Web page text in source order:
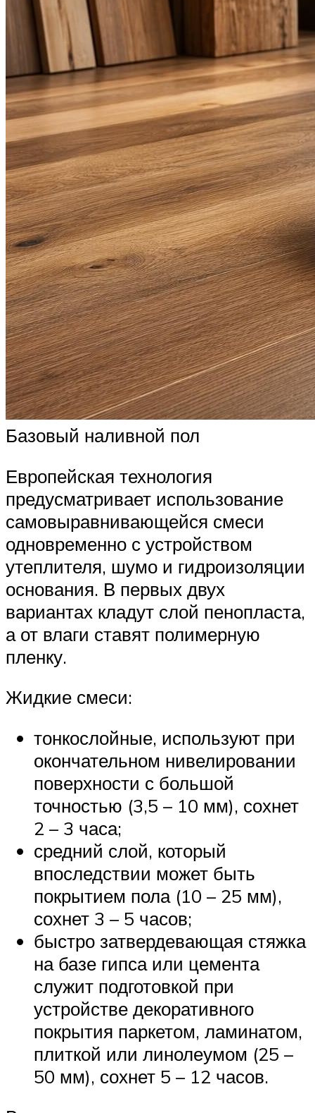
Базовый наливной пол
Европейская технология
предусматривает использование
самовыравнивающейся смеси
одновременно с устройством
утеплителя, шумо и гидроизоляции
основания. В первых двух
вариантах кладут слой пенопласта,
а от влаги ставят полимерную
пленку.
Жидкие смеси:
тонкослойные, используют при
окончательном нивелировании
поверхности с большой
точностью (3,5 – 10 мм), сохнет
2 – 3 часа;
средний слой, который
впоследствии может быть
покрытием пола (10 – 25 мм),
сохнет 3 – 5 часов;
быстро затвердевающая стяжка
на базе гипса или цемента
служит подготовкой при
устройстве декоративного
покрытия паркетом, ламинатом,
плиткой или линолеумом (25 –
50 мм), сохнет 5 – 12 часов.